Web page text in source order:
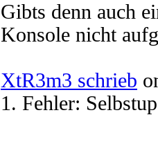
Gibts denn auch
Konsole nicht
XtR3m3 schrieb
1. Fehler: